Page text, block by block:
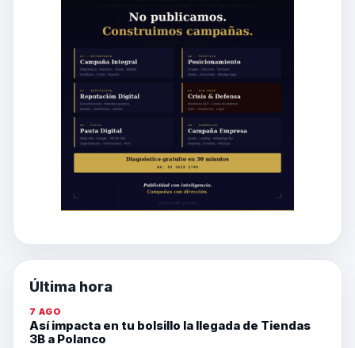
Última hora
7 AGO
Así impacta en tu bolsillo la llegada de Tiendas
3B a Polanco